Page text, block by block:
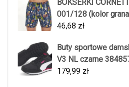
BOKSERKI
001/128 (kolor
46,68 zł
Buty sportowe
V3 NL czarne
179,99 zł